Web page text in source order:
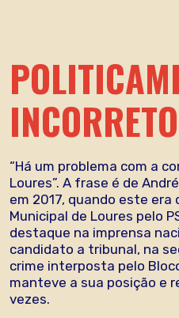
INCORRETO
“Há um problema com a
Loures”. A frase é de
em 2017, quando este era
Municipal de Loures pelo
destaque na imprensa
candidato a tribunal, na
crime interposta pelo
manteve a sua posição e
vezes.